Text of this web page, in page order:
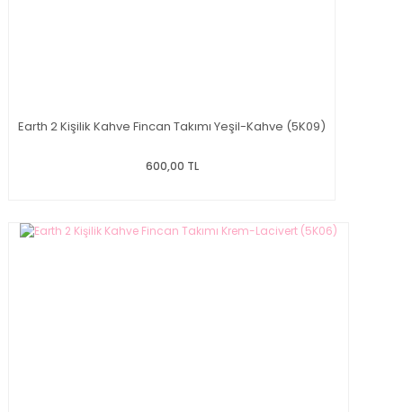
Earth 2 Kişilik Kahve Fincan Takımı Yeşil-Kahve (5K09)
600,00 TL